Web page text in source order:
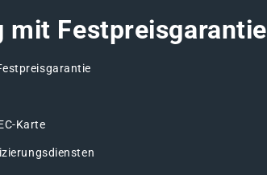
mit Festpreisgarantie
Karte